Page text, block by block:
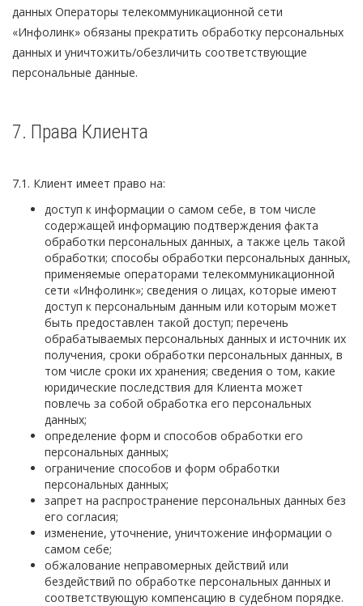
данных Операторы телекоммуникационной сети
«Инфолинк» обязаны прекратить обработку персональных
данных и уничтожить/обезличить соответствующие
персональные данные.
7. Права Клиента
7.1. Клиент имеет право на:
доступ к информации о самом себе, в том числе
содержащей информацию подтверждения факта
обработки персональных данных, а также цель такой
обработки; способы обработки персональных данных,
применяемые операторами телекоммуникационной
сети «Инфолинк»; сведения о лицах, которые имеют
доступ к персональным данным или которым может
быть предоставлен такой доступ; перечень
обрабатываемых персональных данных и источник их
получения, сроки обработки персональных данных, в
том числе сроки их хранения; сведения о том, какие
юридические последствия для Клиента может
повлечь за собой обработка его персональных
данных;
определение форм и способов обработки его
персональных данных;
ограничение способов и форм обработки
персональных данных;
запрет на распространение персональных данных без
его согласия;
изменение, уточнение, уничтожение информации о
самом себе;
обжалование неправомерных действий или
бездействий по обработке персональных данных и
соответствующую компенсацию в судебном порядке.